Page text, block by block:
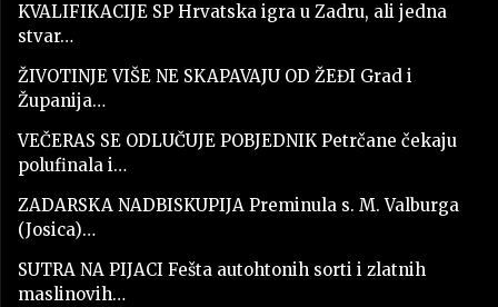
KVALIFIKACIJE SP Hrvatska igra u Zadru, ali jedna
stvar…
ŽIVOTINJE VIŠE NE SKAPAVAJU OD ŽEĐI Grad i
Županija…
VEČERAS SE ODLUČUJE POBJEDNIK Petrčane čekaju
polufinala i…
ZADARSKA NADBISKUPIJA Preminula s. M. Valburga
(Josica)…
SUTRA NA PIJACI Fešta autohtonih sorti i zlatnih
maslinovih…